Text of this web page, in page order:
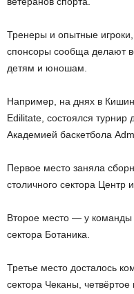
Тренеры и опытные
спонсоры сообща делают
детям и юношам.
Например, на днях в
Edilitate, состоялся турнир
Академией баскетбола
Первое место заняла
столичного сектора Центр
Второе место — у команды
сектора Ботаника.
Третье место досталось
сектора Чеканы,